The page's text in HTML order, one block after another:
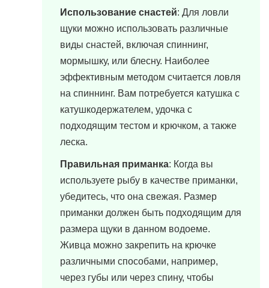
Использование снастей: Для ловли
щуки можно использовать различные
виды снастей, включая спиннинг,
мормышку, или блесну. Наиболее
эффективным методом считается ловля
на спиннинг. Вам потребуется катушка с
катушкодержателем, удочка с
подходящим тестом и крючком, а также
леска.
Правильная приманка: Когда вы
используете рыбу в качестве приманки,
убедитесь, что она свежая. Размер
приманки должен быть подходящим для
размера щуки в данном водоеме.
Живца можно закрепить на крючке
различными способами, например,
через губы или через спину, чтобы